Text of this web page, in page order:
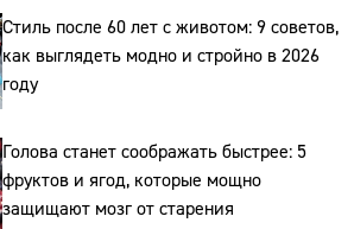
Стиль после 60 лет с животом: 9 советов,
как выглядеть модно и стройно в 2026
году
Голова станет соображать быстрее: 5
фруктов и ягод, которые мощно
защищают мозг от старения